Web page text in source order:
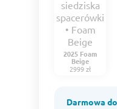
2025 Foam
Beige
2999 zł
Darmowa